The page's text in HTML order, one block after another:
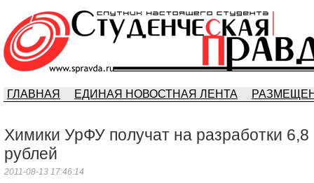
ГЛАВНАЯ ЕДИНАЯ НОВОСТНАЯ ЛЕНТА
Химики УрФУ получат на разработки
рублей
2011-08-13 17:46:14